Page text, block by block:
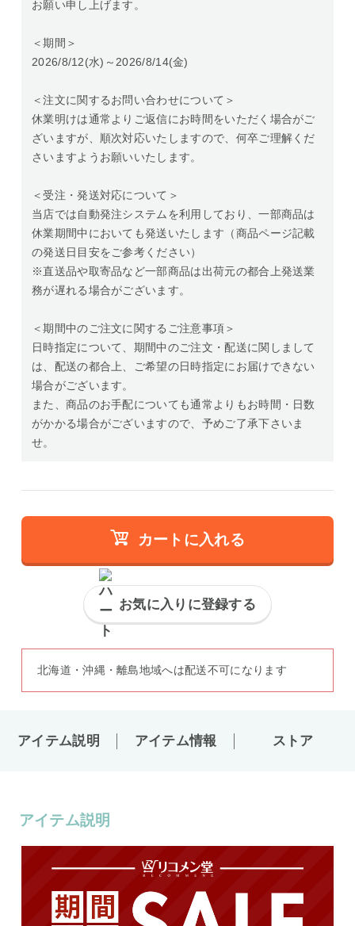
お願い申し上げます。
＜期間＞
2026/8/12(水)～2026/8/14(金)
＜注文に関するお問い合わせについて＞
休業明けは通常よりご返信にお時間をいただく場合がご
ざいますが、順次対応いたしますので、何卒ご理解くだ
さいますようお願いいたします。
＜受注・発送対応について＞
当店では自動発注システムを利用しており、一部商品は
休業期間中においても発送いたします（商品ページ記載
の発送日目安をご参考ください）
※直送品や取寄品など一部商品は出荷元の都合上発送業
務が遅れる場合がございます。
＜期間中のご注文に関するご注意事項＞
日時指定について、期間中のご注文・配送に関しまして
は、配送の都合上、ご希望の日時指定にお届けできない
場合がございます。
また、商品のお手配についても通常よりもお時間・日数
がかかる場合がございますので、予めご了承下さいま
せ。
カートに入れる
お気に入りに登録する
北海道・沖縄・離島地域へは配送不可になります
アイテム説明 アイテム情報 ストア
アイテム説明